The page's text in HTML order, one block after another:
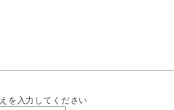
を入力してください